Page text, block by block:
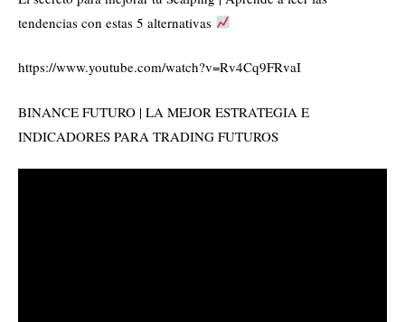
tendencias con estas 5 alternativas
https://www.youtube.com/watch?v=Rv4Cq9FRvaI
BINANCE FUTURO | LA MEJOR ESTRATEGIA E
INDICADORES PARA TRADING FUTUROS